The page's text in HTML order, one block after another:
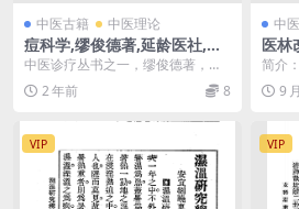
中医古籍 中医理论
痘科学,缪俊德著,延龄医社,中
医诊疗丛书
中医诊疗丛书之一，缪俊德著，延
龄医社1935年出版
2 年前 8
中
医林
改错
简介
主，
腑图
9
VIP VIP